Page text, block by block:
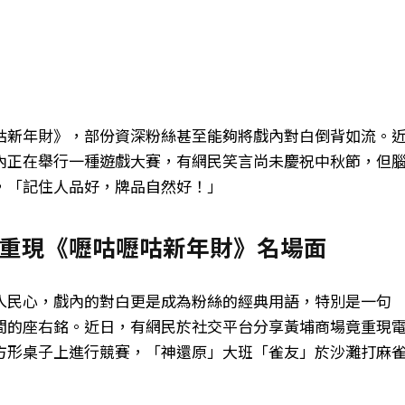
年財》，部份資深粉絲甚至能夠將戲內對白倒背如流。
在舉行一種遊戲大賽，有網民笑言尚未慶祝中秋節，但
記住人品好，牌品自然好！」
現《嚦咕嚦咕新年財》名場面
心，戲內的對白更是成為粉絲的經典用語，特別是一句
座右銘。近日，有網民於社交平台分享黃埔商場竟重現
桌子上進行競賽，「神還原」大班「雀友」於沙灘打麻